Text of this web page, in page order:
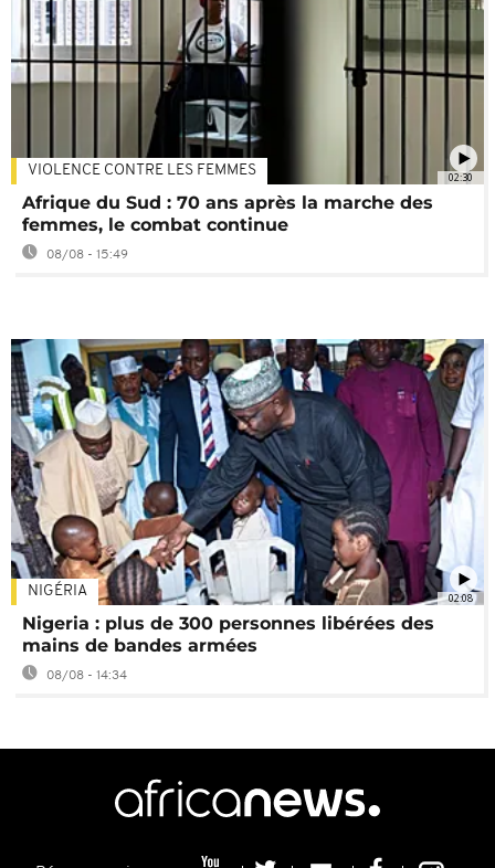
02:30
VIOLENCE CONTRE LES FEMMES
Afrique du Sud : 70 ans après la marche des
femmes, le combat continue
08/08 - 15:49
02:08
NIGÉRIA
Nigeria : plus de 300 personnes libérées des
mains de bandes armées
08/08 - 14:34